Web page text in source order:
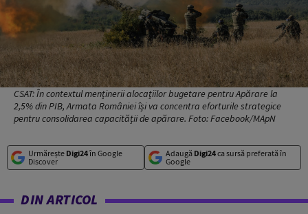
CSAT: În contextul menținerii alocațiilor bugetare pentru Apărare la
2,5% din PIB, Armata României își va concentra eforturile strategice
pentru consolidarea capacității de apărare. Foto: Facebook/MApN
Urmărește Digi24în Google
Discover
Adaugă Digi24ca sursă preferată în
Google
DIN ARTICOL